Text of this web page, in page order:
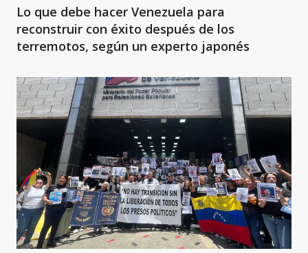
Lo que debe hacer Venezuela para
reconstruir con éxito después de los
terremotos, según un experto japonés